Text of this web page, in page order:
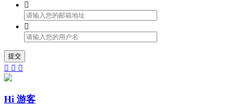


提交
  
Hi 游客